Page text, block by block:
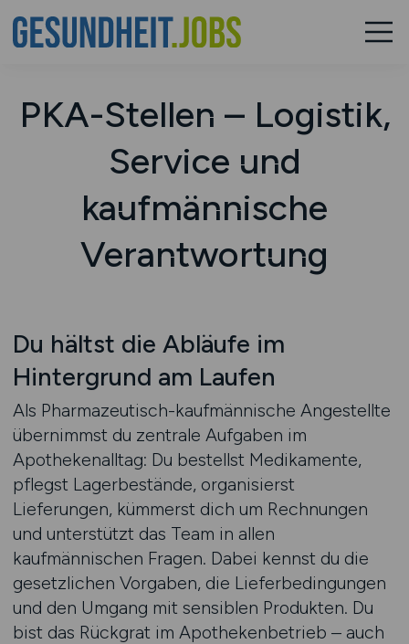
PKA-Stellen – Logistik,
Service und
kaufmännische
Verantwortung
Du hältst die Abläufe im
Hintergrund am Laufen
Als Pharmazeutisch-kaufmännische Angestellte
übernimmst du zentrale Aufgaben im
Apothekenalltag: Du bestellst Medikamente,
pflegst Lagerbestände, organisierst
Lieferungen, kümmerst dich um Rechnungen
und unterstützt das Team in allen
kaufmännischen Fragen. Dabei kennst du die
gesetzlichen Vorgaben, die Lieferbedingungen
und den Umgang mit sensiblen Produkten. Du
bist das Rückgrat im Apothekenbetrieb – auch